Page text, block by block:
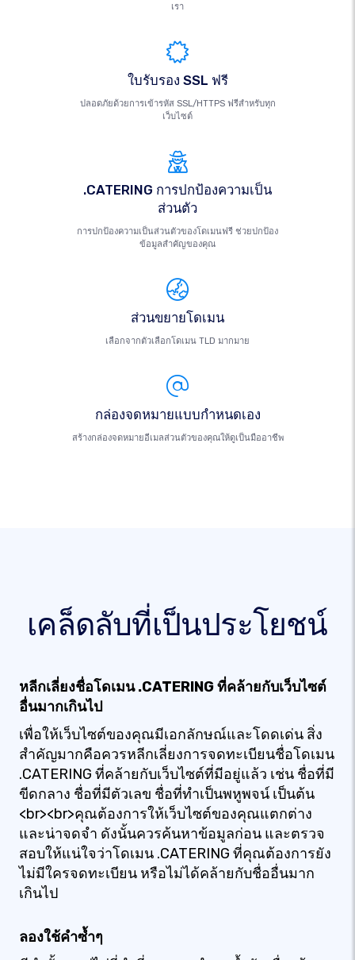
เรา
ใบรับรอง SSL ฟรี
ปลอดภัยด้วยการเข้ารหัส SSL/HTTPS ฟรีสำหรับทุก
เว็บไซต์
.CATERING การปกป้องความเป็น
ส่วนตัว
การปกป้องความเป็นส่วนตัวของโดเมนฟรี ช่วยปกป้อง
ข้อมูลสำคัญของคุณ
ส่วนขยายโดเมน
เลือกจากตัวเลือกโดเมน TLD มากมาย
กล่องจดหมายแบบกำหนดเอง
สร้างกล่องจดหมายอีเมลส่วนตัวของคุณให้ดูเป็นมืออาชีพ
เคล็ดลับที่เป็นประโยชน์
หลีกเลี่ยงชื่อโดเมน .CATERING ที่คล้ายกับเว็บไซต์
อื่นมากเกินไป
เพื่อให้เว็บไซต์ของคุณมีเอกลักษณ์และโดดเด่น สิ่ง
สำคัญมากคือควรหลีกเลี่ยงการจดทะเบียนชื่อโดเมน
.CATERING ที่คล้ายกับเว็บไซต์ที่มีอยู่แล้ว เช่น ชื่อที่มี
ขีดกลาง ชื่อที่มีตัวเลข ชื่อที่ทำเป็นพหูพจน์ เป็นต้น
<br><br>คุณต้องการให้เว็บไซต์ของคุณแตกต่าง
และน่าจดจำ ดังนั้นควรค้นหาข้อมูลก่อน และตรวจ
สอบให้แน่ใจว่าโดเมน .CATERING ที่คุณต้องการยัง
ไม่มีใครจดทะเบียน หรือไม่ได้คล้ายกับชื่ออื่นมาก
เกินไป
ลองใช้คำซ้ำๆ